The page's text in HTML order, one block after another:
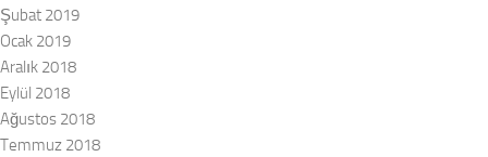
Şubat 2019
Ocak 2019
Aralık 2018
Eylül 2018
Ağustos 2018
Temmuz 2018